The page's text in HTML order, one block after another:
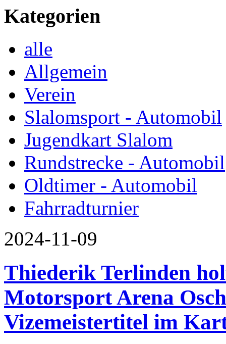
Kategorien
alle
Allgemein
Verein
Slalomsport - Automobil
Jugendkart Slalom
Rundstrecke - Automobil
Oldtimer - Automobil
Fahrradturnier
2024-11-09
Thiederik Terlinden
Motorsport Arena
Vizemeistertitel im